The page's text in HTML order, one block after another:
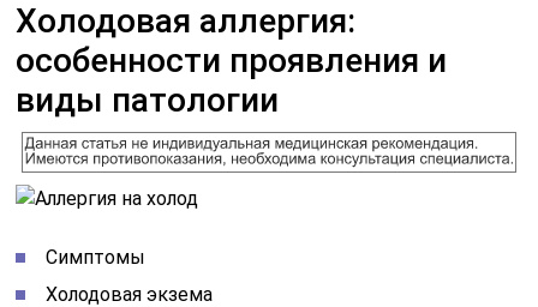
Холодовая аллергия:
особенности проявления и
виды патологии
Симптомы
Холодовая экзема